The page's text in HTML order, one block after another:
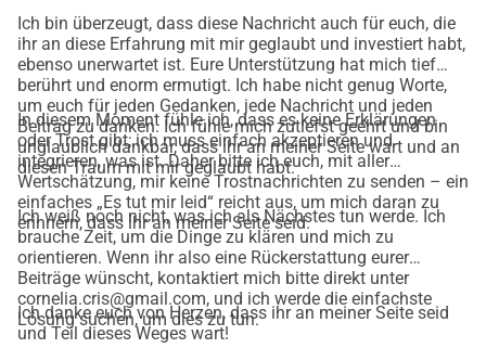
Ermutigung und Unterstützung in der persönlichen
Entwicklung (als Psychotherapeutin und Kunsttherapeutin),
Anleitung zur Verwirklichung deiner wertvollsten Träume
und Bestrebungen (als Dream Manager).
Wenn du mir ein Geburtstagsgeschenk machen möchtest,
kannst du mich auf dieser Reise mit jedem beliebigen
Betrag unterstützen. Ich bin dankbar und schätze jeden
Beitrag und ich werde eine besondere Möglichkeit finden,
um dir zu danken, vielleicht sogar mit einer kleinen
Überraschung, die ich selbst gemacht habe!
Die Inspiration für diesen Kurs kam von hier:
https://ro.ineliabenz.com/femeile-intelepte-si-mamele-care-
dau-nastere/
Ich bin überzeugt, dass diese Nachricht auch für euch, die
ihr an diese Erfahrung mit mir geglaubt und investiert habt,
ebenso unerwartet ist. Eure Unterstützung hat mich tief
berührt und enorm ermutigt. Ich habe nicht genug Worte,
um euch für jeden Gedanken, jede Nachricht und jeden
Beitrag zu danken. Ich fühle mich zutiefst geehrt und bin
unglaublich dankbar, dass ihr an meiner Seite wart und an
diesen Traum mit mir geglaubt habt.
In diesem Moment fühle ich, dass es keine Erklärungen
oder Trost gibt; ich muss einfach akzeptieren und
integrieren, was ist. Daher bitte ich euch, mit aller
Wertschätzung, mir keine Trostnachrichten zu senden – ein
einfaches „Es tut mir leid“ reicht aus, um mich daran zu
erinnern, dass ihr an meiner Seite seid.
Ich weiß noch nicht, was ich als Nächstes tun werde. Ich
brauche Zeit, um die Dinge zu klären und mich zu
orientieren. Wenn ihr also eine Rückerstattung eurer
Beiträge wünscht, kontaktiert mich bitte direkt unter
cornelia.cris@gmail.com, und ich werde die einfachste
Lösung suchen, um dies zu tun.
Ich danke euch von Herzen, dass ihr an meiner Seite seid
und Teil dieses Weges wart!